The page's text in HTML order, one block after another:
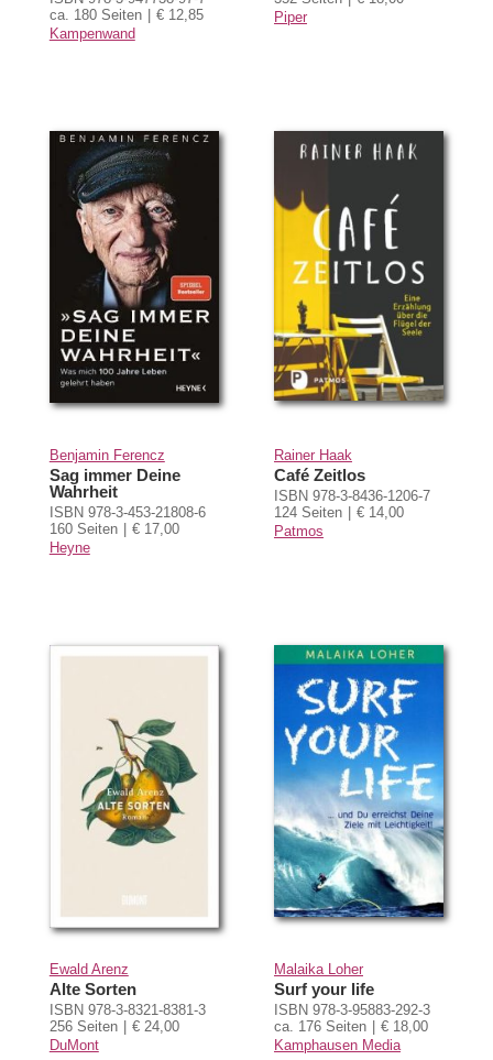
ca. 180 Seiten
€ 12,85
Kampenwand
Piper
Benjamin Ferencz
Sag immer Deine
Wahrheit
ISBN 978-3-453-21808-6
160 Seiten
€ 17,00
Heyne
Rainer Haak
Café Zeitlos
ISBN 978-3-8436-1206-7
124 Seiten
€ 14,00
Patmos
Ewald Arenz
Alte Sorten
ISBN 978-3-8321-8381-3
256 Seiten
€ 24,00
DuMont
Malaika Loher
Surf your life
ISBN 978-3-95883-292-3
ca. 176 Seiten
€ 18,00
Kamphausen Media